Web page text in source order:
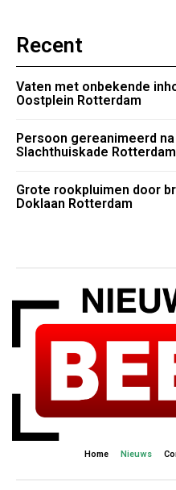
Recent
Vaten met onbekende
Oostplein Rotterdam
Persoon gereanimeerd
Slachthuiskade Rotterdam
Grote rookpluimen door
Doklaan Rotterdam
Home Nieuws